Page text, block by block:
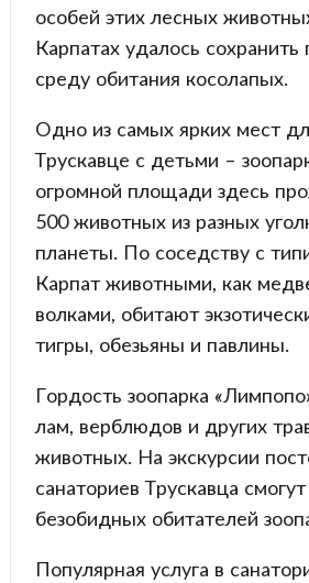
особей этих лесных
Карпатах удалось
среду обитания косолапых.
Одно из самых ярких мест
Трускавце с детьми –
огромной площади здесь
500 животных из разных
планеты. По соседству с
Карпат животными, как
волками, обитают
тигры, обезьяны и павлины.
Гордость зоопарка
лам, верблюдов и других
животных. На экскурсии
санаториев Трускавца
безобидных обитателей
Популярная услуга в